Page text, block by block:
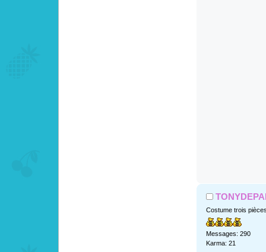
Costume trois
Messages: 290
Karma: 21